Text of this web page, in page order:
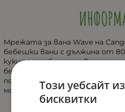
Мрежата за вана Wave на
бебешки вани с дължина от 80
куки за стабилно захващане
безопасност по време на
полиестер – бързосъхнещ и
материал.Този уебсайт
бисквитки